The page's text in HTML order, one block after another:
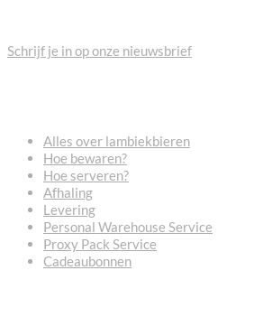
Schrijf je in op onze nieuwsbrief
Alles over lambiekbieren
Hoe bewaren?
Hoe serveren?
Afhaling
Levering
Personal Warehouse Service
Proxy Pack Service
Cadeaubonnen